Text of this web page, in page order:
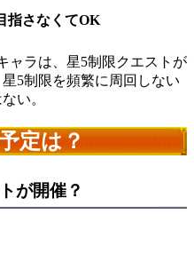
指さなくてOK
ャラは、星5制限クエストが
5制限を頻繁に周回しない
い。
定は？
が開催？